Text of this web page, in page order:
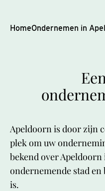
HomeOndernemen in
Apeldoorn is door zijn
plek om uw
bekend over
ondernemende stad
is.